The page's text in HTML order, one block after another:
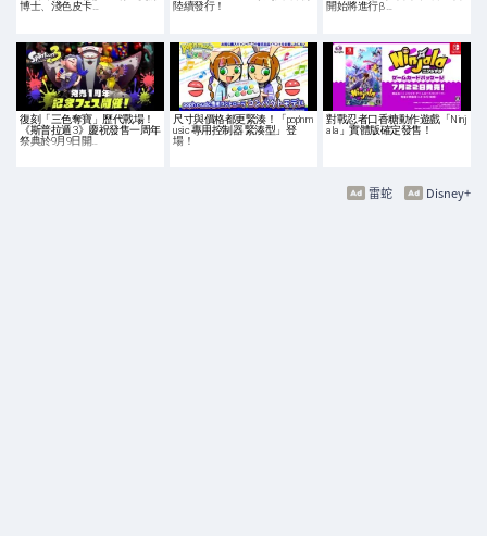
博士、淺色皮卡…
陸續發行！
開始將進行β …
復刻「三色奪寶」歷代戰場！
《斯普拉遁 3》慶祝發售一周年
祭典於9月9日開…
尺寸與價格都更緊湊！「pop'n m
usic 專用控制器 緊湊型」登
場！
對戰忍者口香糖動作遊戲「Ninj
ala」實體版確定發售！
Disney+
雷蛇